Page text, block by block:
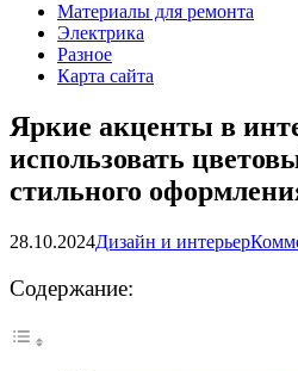
Материалы для ремонта
Электрика
Разное
Карта сайта
Яркие акценты в
использовать
стильного
28.10.2024Дизайн и интерьер
Содержание: